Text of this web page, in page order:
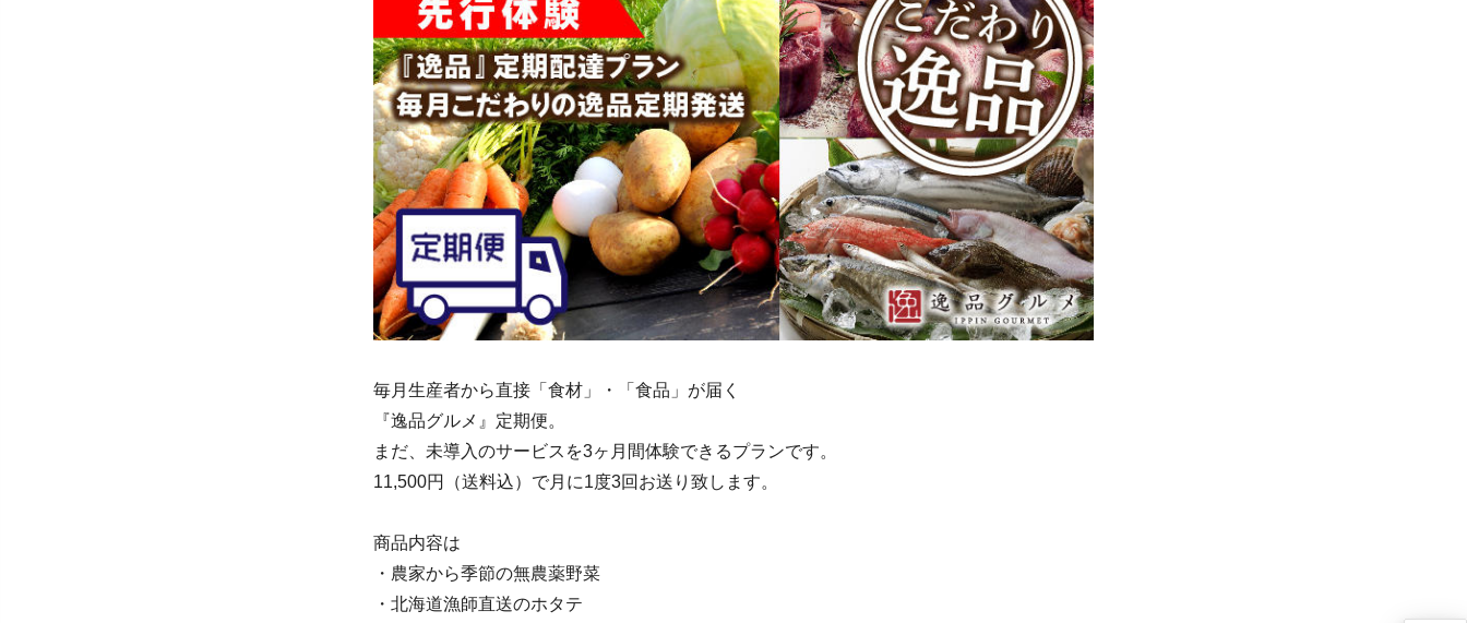
毎月生産者から直接「食材」・「食品」が届く
『逸品グルメ』定期便。
まだ、未導入のサービスを3ヶ月間体験できるプランです。
11,500円（送料込）で月に1度3回お送り致します。
商品内容は
・農家から季節の無農薬野菜
・北海道漁師直送のホタテ